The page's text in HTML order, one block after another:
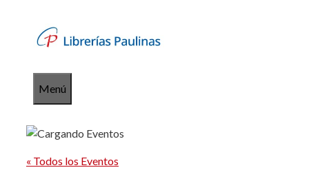
contenido
Menú
« Todos los Eventos